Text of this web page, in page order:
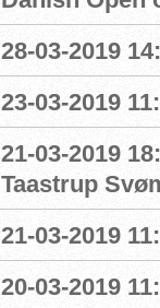
28-03-2019
23-03-2019
21-03-2019
Taastrup
21-03-2019
20-03-2019